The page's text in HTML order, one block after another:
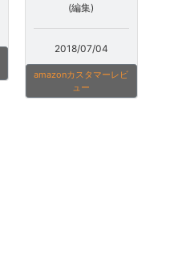
(編集)
2018/07/04
amazonカスタマーレビ
ュー